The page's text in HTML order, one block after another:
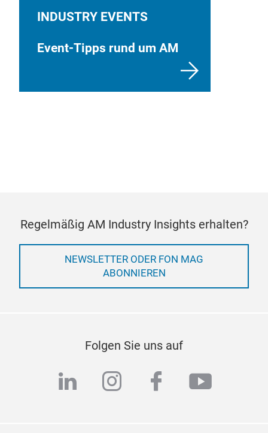
INDUSTRY EVENTS
Event-Tipps rund um AM
Regelmäßig AM Industry Insights erhalten?
NEWSLETTER ODER FON MAG
ABONNIEREN
Folgen Sie uns auf
linkedininstagram
facebook